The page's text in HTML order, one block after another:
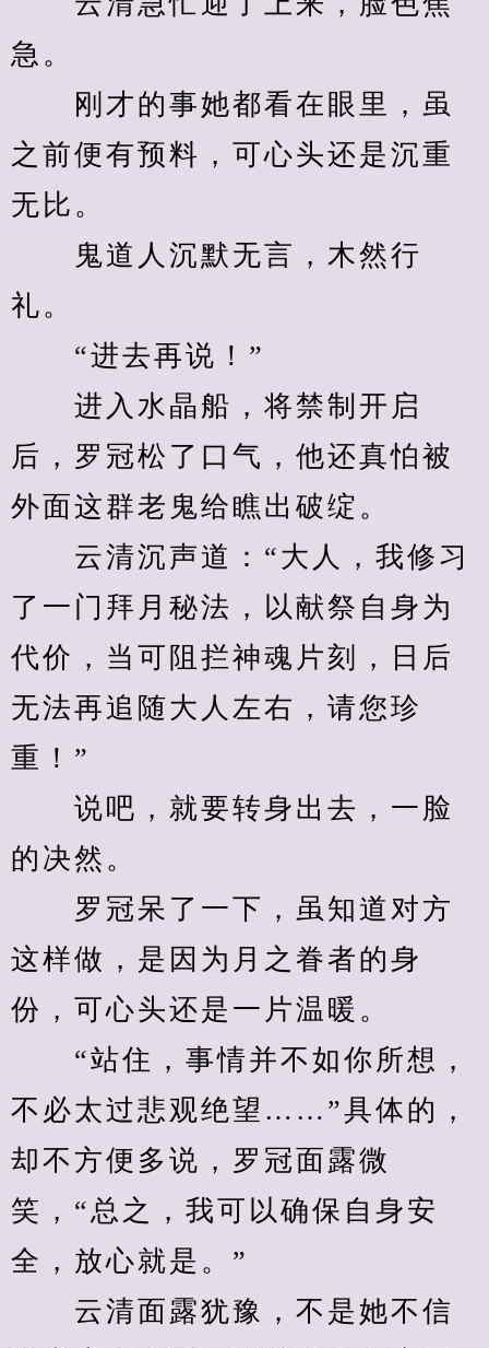
急。
刚才的事她都看在眼里，虽
之前便有预料，可心头还是沉重
无比。
鬼道人沉默无言，木然行
礼。
“进去再说！”
进入水晶船，将禁制开启
后，罗冠松了口气，他还真怕被
外面这群老鬼给瞧出破绽。
云清沉声道：“大人，我修习
了一门拜月秘法，以献祭自身为
代价，当可阻拦神魂片刻，日后
无法再追随大人左右，请您珍
重！”
说吧，就要转身出去，一脸
的决然。
罗冠呆了一下，虽知道对方
这样做，是因为月之眷者的身
份，可心头还是一片温暖。
“站住，事情并不如你所想，
不必太过悲观绝望……”具体的，
却不方便多说，罗冠面露微
笑，“总之，我可以确保自身安
全，放心就是。”
云清面露犹豫，不是她不信